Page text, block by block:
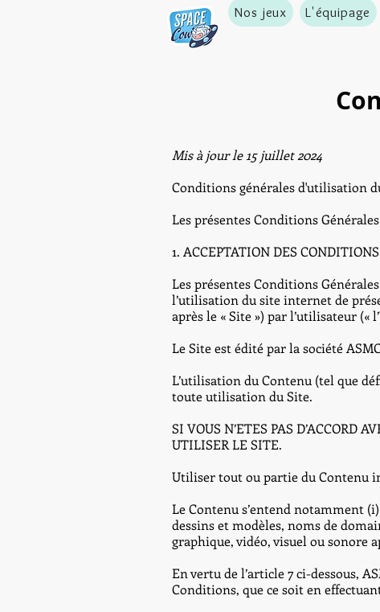
Mis à jour le 15 juillet 2024
Conditions générales d'utilisation
Les présentes Conditions
1. ACCEPTATION DES CONDITIONS
Les présentes Conditions
l’utilisation du site internet de
après le « Site ») par l’utilisateur («
Le Site est édité par la société
L’utilisation du Contenu (tel que
toute utilisation du Site.
SI VOUS N’ETES PAS D’ACCORD
UTILISER LE SITE.
Utiliser tout ou partie du Contenu
Le Contenu s’entend notamment
dessins et modèles, noms de
graphique, vidéo, visuel ou sonore
En vertu de l’article 7 ci-dessous,
Conditions, que ce soit en
Nos jeux L'équipage